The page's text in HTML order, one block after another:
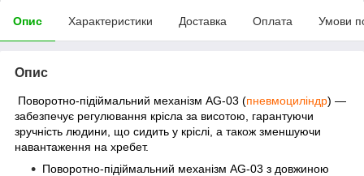
Опис Характеристики Доставка Оплата Умови
Опис
Поворотно-підіймальний механізм AG-03 (пневмоциліндр) —
забезпечує регулювання крісла за висотою, гарантуючи
зручність людини, що сидить у кріслі, а також зменшуючи
навантаження на хребет.
Поворотно-підіймальний механізм AG-03 з довжиною